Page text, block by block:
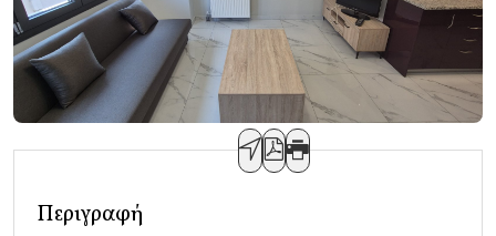
Περιγραφή